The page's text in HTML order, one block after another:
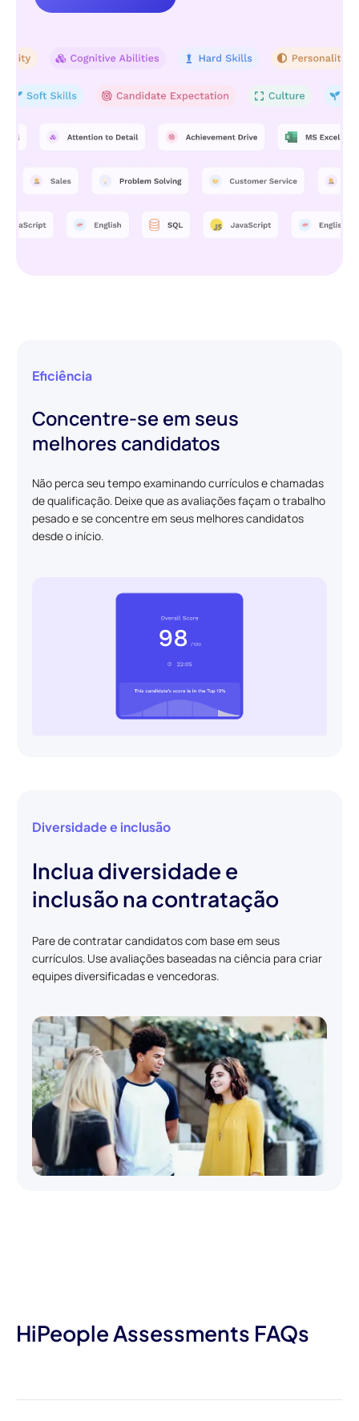
Eficiência
Concentre-se em seus
melhores candidatos
Não perca seu tempo examinando currículos e chamadas
de qualificação. Deixe que as avaliações façam o trabalho
pesado e se concentre em seus melhores candidatos
desde o início.
Diversidade e inclusão
Inclua diversidade e
inclusão na contratação
Pare de contratar candidatos com base em seus
currículos. Use avaliações baseadas na ciência para criar
equipes diversificadas e vencedoras.
HiPeople Assessments FAQs